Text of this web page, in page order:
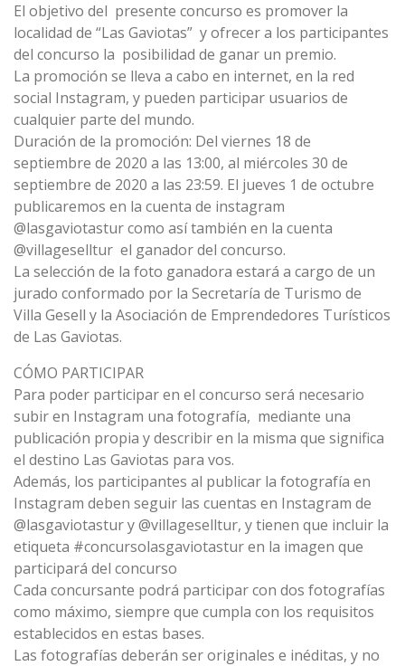
El objetivo del presente concurso es promover la
localidad de “Las Gaviotas” y ofrecer a los participantes
del concurso la posibilidad de ganar un premio.
La promoción se lleva a cabo en internet, en la red
social Instagram, y pueden participar usuarios de
cualquier parte del mundo.
Duración de la promoción: Del viernes 18 de
septiembre de 2020 a las 13:00, al miércoles 30 de
septiembre de 2020 a las 23:59. El jueves 1 de octubre
publicaremos en la cuenta de instagram
@lasgaviotasturcomo así también en la cuenta
@villageselltur el ganador del concurso.
La selección de la foto ganadora estará a cargo de un
jurado conformado por la Secretaría de Turismo de
Villa Gesell y la Asociación de Emprendedores Turísticos
de Las Gaviotas.
CÓMO PARTICIPAR
Para poder participar en el concurso será necesario
subir en Instagram una fotografía, mediante una
publicación propia y describir en la misma que significa
el destino Las Gaviotas para vos.
Además, los participantes al publicar la fotografía en
Instagram deben seguir las cuentas en Instagram de
@lasgaviotastury@villageselltur, y tienen que incluir la
etiqueta #concursolasgaviotastur en la imagen que
participará del concurso
Cada concursante podrá participar con dos fotografías
como máximo, siempre que cumpla con los requisitos
establecidos en estas bases.
Las fotografías deberán ser originales e inéditas, y no